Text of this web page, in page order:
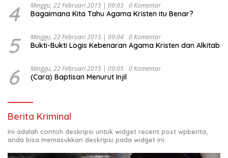
4 Minggu, 22 Februari 2015 | 09:03 0 Komentar
Bagaimana Kita Tahu Agama Kristen itu Benar?
5 Minggu, 22 Februari 2015 | 09:04 0 Komentar
Bukti-Bukti Logis Kebenaran Agama Kristen dan Alkitab
6 Minggu, 22 Februari 2015 | 09:05 0 Komentar
(Cara) Baptisan Menurut Injil
Berita Kriminal
Ini adalah contoh deskripsi untuk widget recent post wpberita,
anda bisa memasukkan deskripsi pada widget ini.